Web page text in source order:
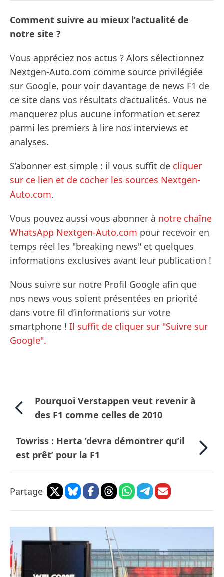
Comment suivre au mieux l’actualité de
notre site ?
Vous appréciez nos actus ? Alors sélectionnez
Nextgen-Auto.com comme source privilégiée
sur Google, pour voir davantage de news F1 de
ce site dans vos résultats d’actualités. Vous ne
manquerez plus aucune information et serez
parmi les premiers à lire nos interviews et
analyses.
S’abonner est simple : il vous suffit de cliquer
sur ce lien et de cocher les sources Nextgen-
Auto.com.
Vous pouvez aussi vous abonner à notre chaîne
WhatsApp Nextgen-Auto.com pour recevoir en
temps réel les "breaking news" et quelques
informations exclusives avant leur publication !
Nous suivre sur notre Profil Google afin que
nos news vous soient présentées en priorité
dans votre fil d’informations sur votre
smartphone ! Il suffit de cliquer sur "Suivre sur
Google".
Pourquoi Verstappen veut revenir à
des F1 comme celles de 2010
Towriss : Herta ’devra démontrer qu’il
est prêt’ pour la F1
Partage